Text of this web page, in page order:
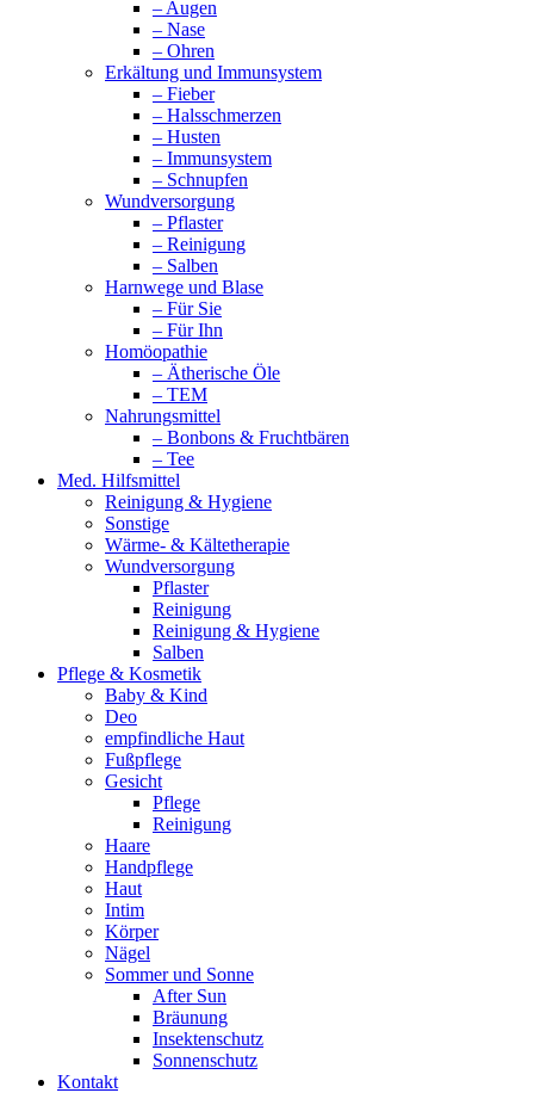
– Augen
– Nase
– Ohren
Erkältung und Immunsystem
– Fieber
– Halsschmerzen
– Husten
– Immunsystem
– Schnupfen
Wundversorgung
– Pflaster
– Reinigung
– Salben
Harnwege und Blase
– Für Sie
– Für Ihn
Homöopathie
– Ätherische Öle
– TEM
Nahrungsmittel
– Bonbons & Fruchtbären
– Tee
Med. Hilfsmittel
Reinigung & Hygiene
Sonstige
Wärme- & Kältetherapie
Wundversorgung
Pflaster
Reinigung
Reinigung & Hygiene
Salben
Pflege & Kosmetik
Baby & Kind
Deo
empfindliche Haut
Fußpflege
Gesicht
Pflege
Reinigung
Haare
Handpflege
Haut
Intim
Körper
Nägel
Sommer und Sonne
After Sun
Bräunung
Insektenschutz
Sonnenschutz
Kontakt